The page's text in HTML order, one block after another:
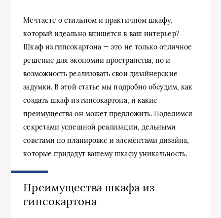
Мечтаете о стильном и практичном шкафу,
который идеально впишется в ваш интерьер?
Шкаф из гипсокартона — это не только отличное
решение для экономии пространства, но и
возможность реализовать свои дизайнерские
задумки. В этой статье мы подробно обсудим, как
создать шкаф из гипсокартона, и какие
преимущества он может предложить. Поделимся
секретами успешной реализации, дельными
советами по планировке и элементами дизайна,
которые придадут вашему шкафу уникальность.
Преимущества шкафа из
гипсокартона